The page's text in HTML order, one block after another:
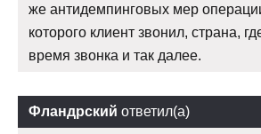
же антидемпинговых мер
которого клиент звонил, страна,
время звонка и так далее.
Фландрский ответил(а)